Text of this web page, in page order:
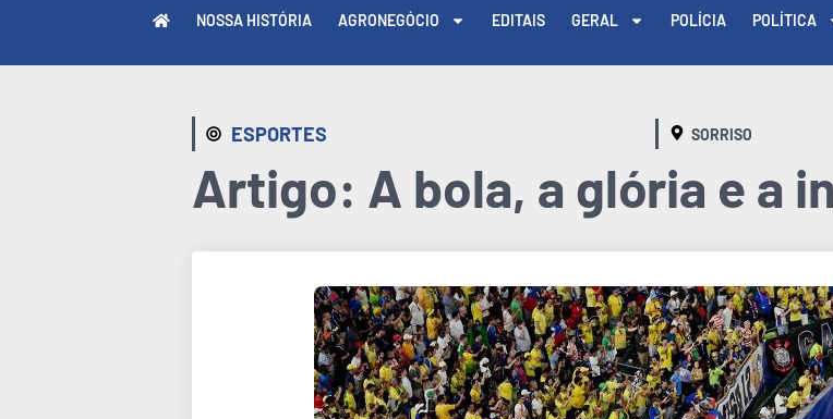
NOSSA HISTÓRIA AGRONEGÓCIO EDITAIS GERAL POLÍCIA POLÍTICA
ESPORTES SORRISO
Artigo: A bola, a glória e a